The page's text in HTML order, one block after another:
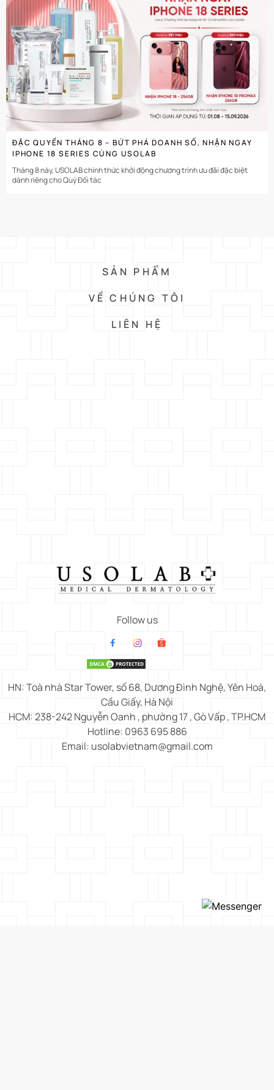
CHI TIẾT
ĐẶC QUYỀN THÁNG 8 – BỨT PHÁ DOANH SỐ, NHẬN NGAY
IPHONE 18 SERIES CÙNG USOLAB
Tháng 8 này, USOLAB chính thức khởi động chương trình ưu đãi đặc biệt
dành riêng cho Quý Đối tác
SẢN PHẨM
VỀ CHÚNG TÔI
LIÊN HỆ
Follow us
HN: Toà nhà Star Tower, số 68, Dương Đình Nghệ, Yên Hoà,
Cầu Giấy, Hà Nội
HCM: 238-242 Nguyễn Oanh , phường 17 , Gò Vấp , TP.HCM
Hotline: 0963 695 886
Email: usolabvietnam@gmail.com